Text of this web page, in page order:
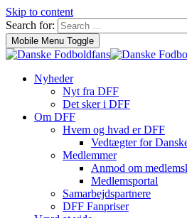
Skip to content
Search for:
Mobile Menu Toggle
Nyheder
Nyt fra DFF
Det sker i DFF
Om DFF
Hvem og hvad er DFF
Vedtægter for
Medlemmer
Anmod om
Medlemsportal
Samarbejdspartnere
DFF Fanpriser